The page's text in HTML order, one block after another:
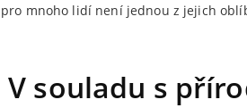
pro mnoho lidí není jednou z jejich
V souladu s